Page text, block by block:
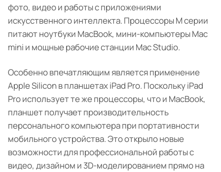
фото, видео и работы с приложениями
искусственного интеллекта. Процессоры M серии
питают ноутбуки MacBook, мини-компьютеры Mac
mini и мощные рабочие станции Mac Studio.
Особенно впечатляющим является применение
Apple Silicon в планшетах iPad Pro. Поскольку iPad
Pro использует те же процессоры, что и MacBook,
планшет получает производительность
персонального компьютера при портативности
мобильного устройства. Это открыло новые
возможности для профессиональной работы с
видео, дизайном и 3D-моделированием прямо на